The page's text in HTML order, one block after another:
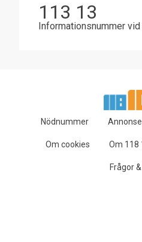
113 13
Informationsnummer
Nödnummer
Om cookies Om 118
Frågor